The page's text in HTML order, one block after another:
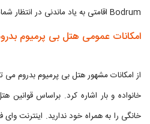
Bodrum اقامتی به یاد ماندنی در انتظار شماست.
امکانات عمومی هتل بی پرمیوم
از امکانات مشهور هتل بی پرمیوم بدروم می
خانواده و بار اشاره کرد. براساس قوانین
خانگی را به همراه خود ندارید. اینترنت